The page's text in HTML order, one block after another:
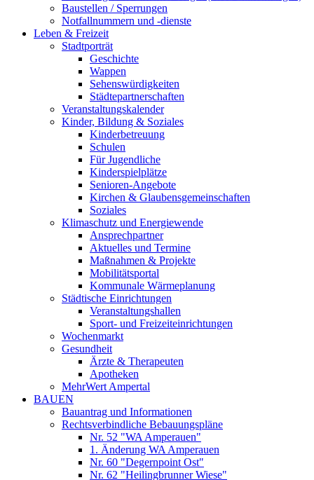
Baustellen / Sperrungen
Notfallnummern und -dienste
Leben & Freizeit
Stadtporträt
Geschichte
Wappen
Sehenswürdigkeiten
Städtepartnerschaften
Veranstaltungskalender
Kinder, Bildung & Soziales
Kinderbetreuung
Schulen
Für Jugendliche
Kinderspielplätze
Senioren-Angebote
Kirchen & Glaubensgemeinschaften
Soziales
Klimaschutz und Energiewende
Ansprechpartner
Aktuelles und Termine
Maßnahmen & Projekte
Mobilitätsportal
Kommunale Wärmeplanung
Städtische Einrichtungen
Veranstaltungshallen
Sport- und Freizeiteinrichtungen
Wochenmarkt
Gesundheit
Ärzte & Therapeuten
Apotheken
MehrWert Ampertal
BAUEN
Bauantrag und Informationen
Rechtsverbindliche Bebauungspläne
Nr. 52 "WA Amperauen"
1. Änderung WA Amperauen
Nr. 60 "Degernpoint Ost"
Nr. 62 "Heilingbrunner Wiese"